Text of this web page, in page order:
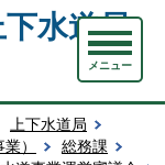
水道局
メニュー
上下水道局
）
総務課